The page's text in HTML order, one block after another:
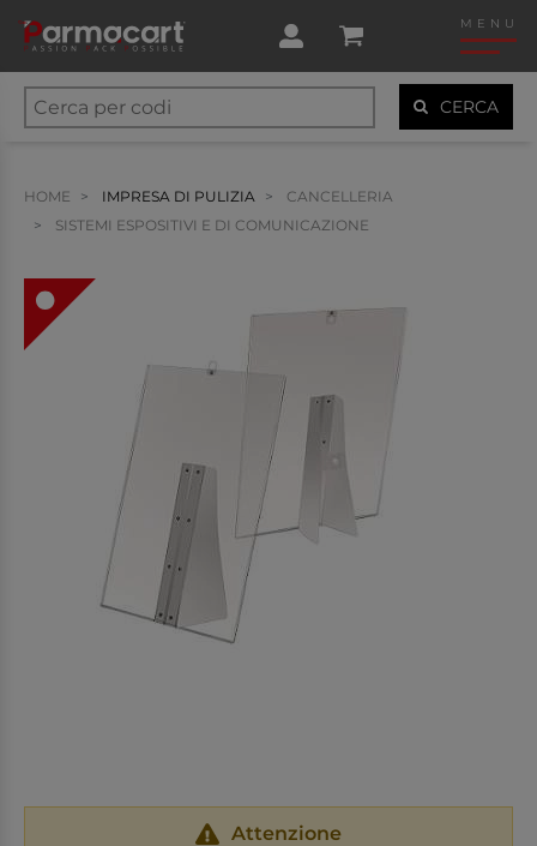
MENU
CERCA
HOME IMPRESA DI PULIZIA
CANCELLERIA
SISTEMI ESPOSITIVI E DI COMUNICAZIONE
Attenzione